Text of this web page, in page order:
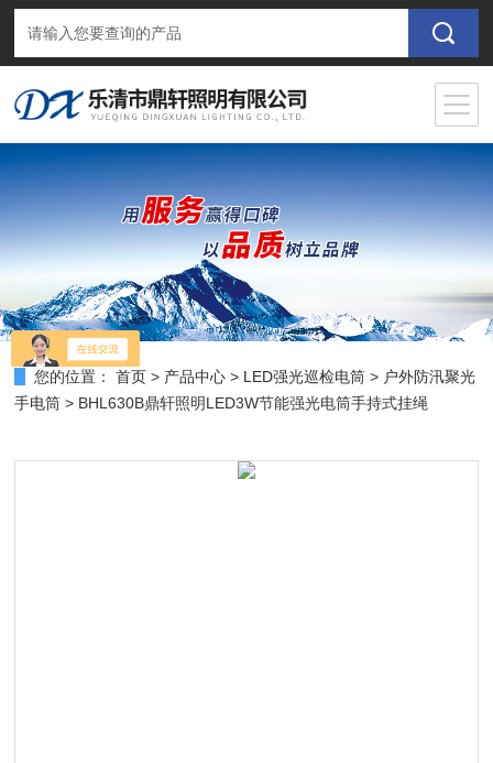
您的位置： 首页 > 产品中心 > LED强光巡检电筒 > 户外防汛聚光
手电筒 > BHL630B鼎轩照明LED3W节能强光电筒手持式挂绳